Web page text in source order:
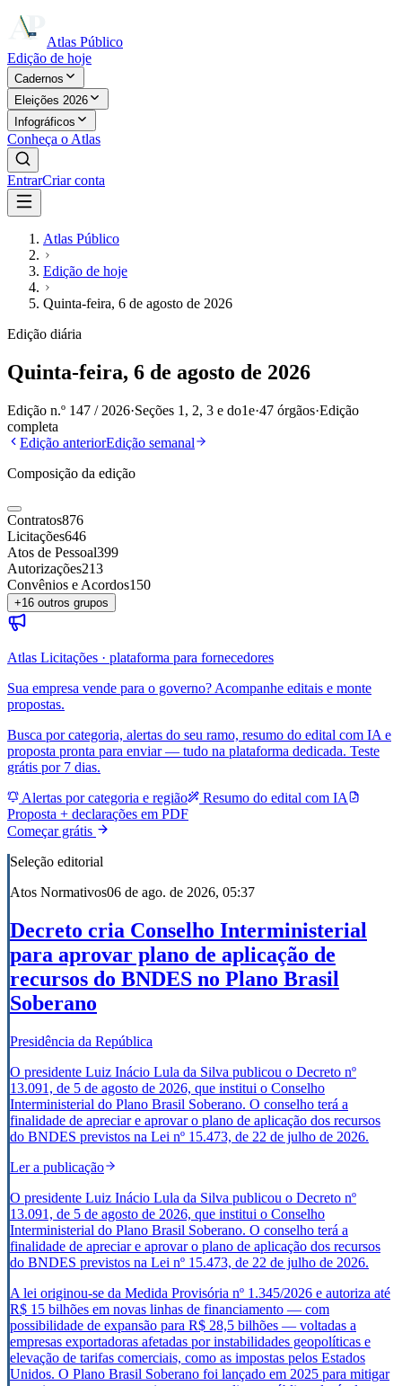
Atlas Público
Edição de hoje
Cadernos
Eleições 2026
Infográficos
Conheça o Atlas
EntrarCriar conta
Atlas Público
Edição de hoje
Quinta-feira, 6 de agosto de 2026
Edição diária
Quinta-feira, 6 de agosto de 2026
Edição n.º 147 / 2026·Seções 1, 2, 3 e do1e·47 órgãos·Edição
completa
Edição anteriorEdição semanal
Composição da edição
Contratos876
Licitações646
Atos de Pessoal399
Autorizações213
Convênios e Acordos150
+16 outros grupos
Atlas Licitações · plataforma para fornecedores
Sua empresa vende para o governo? Acompanhe editais e monte
propostas.
Busca por categoria, alertas do seu ramo, resumo do edital com IA e
proposta pronta para enviar — tudo na plataforma dedicada. Teste
grátis por 7 dias.
Alertas por categoria e região
Resumo do edital com IA
Proposta + declarações em PDF
Começar grátis
Seleção editorial
Atos Normativos06 de ago. de 2026, 05:37
Decreto cria Conselho Interministerial
para aprovar plano de aplicação de
recursos do BNDES no Plano Brasil
Soberano
Presidência da República
O presidente Luiz Inácio Lula da Silva publicou o Decreto nº
13.091, de 5 de agosto de 2026, que institui o Conselho
Interministerial do Plano Brasil Soberano. O conselho terá a
finalidade de apreciar e aprovar o plano de aplicação dos recursos
do BNDES previstos na Lei nº 15.473, de 22 de julho de 2026.
Ler a publicação
O presidente Luiz Inácio Lula da Silva publicou o Decreto nº
13.091, de 5 de agosto de 2026, que institui o Conselho
Interministerial do Plano Brasil Soberano. O conselho terá a
finalidade de apreciar e aprovar o plano de aplicação dos recursos
do BNDES previstos na Lei nº 15.473, de 22 de julho de 2026.
A lei originou-se da Medida Provisória nº 1.345/2026 e autoriza até
R$ 15 bilhões em novas linhas de financiamento — com
possibilidade de expansão para R$ 28,5 bilhões — voltadas a
empresas exportadoras afetadas por instabilidades geopolíticas e
elevação de tarifas comerciais, como as impostas pelos Estados
Unidos. O Plano Brasil Soberano foi lançado em 2025 para mitigar